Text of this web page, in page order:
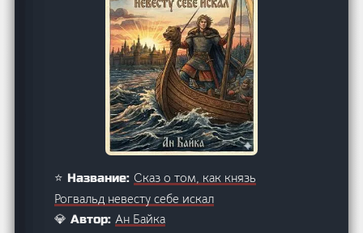
⭐ Название:Сказ о том, как князь
Рогвальд невесту себе искал
💎 Автор:Ан Байка